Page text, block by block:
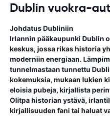
Dublin vuokra-
Johdatus Dubliniin
Irlannin pääkaupunki Dublin
keskus, jossa rikas historia
moderniin energiaan.
tunnelmastaan tunnettu
kokemuksia, mukaan lukien
eloisia pubeja, kirjallista
Olitpa historian ystävä,
kirjallisuuden fani tai haluat